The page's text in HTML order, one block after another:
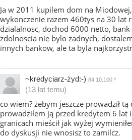
Ja w 2011 kupilem dom na
wykonczenie razem 460tys na 30 lat
dzialalnosc, dochod 6000 netto,
zdolnoscia nie bylo zadnych,
innych bankow, ale ta byla
~kredyciarz-żyd:-) 84.10.100.*
(13 lat temu)
co wiem? żebym jeszcze prowadził tą
prowadziłem ją przed kredytem 6 lat
granicach mieścił jak wyżej
do dyskusji nie wnosisz to zamilcz.